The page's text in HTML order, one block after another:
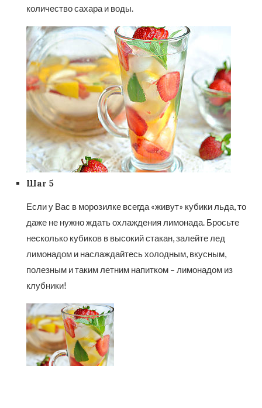
количество сахара и воды.
Шаг 5
Если у Вас в морозилке всегда «живут» кубики льда, то
даже не нужно ждать охлаждения лимонада. Бросьте
несколько кубиков в высокий стакан, залейте лед
лимонадом и наслаждайтесь холодным, вкусным,
полезным и таким летним напитком – лимонадом из
клубники!